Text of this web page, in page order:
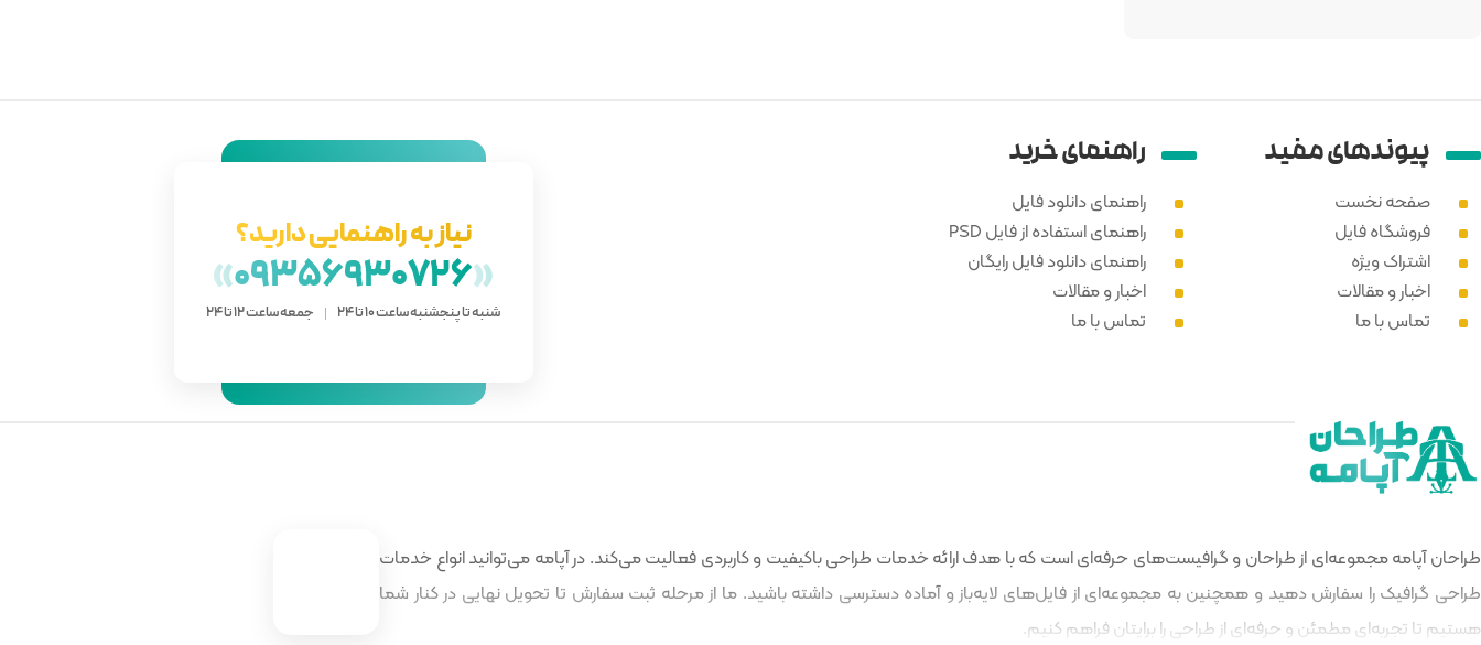
پیوند‌های مفید
صفحه نخست
فروشگاه فایل
اشتراک ویژه
اخبار و مقالات
تماس با ما
راهنمای خرید
راهنمای دانلود فایل
راهنمای استفاده از فایل PSD
راهنمای دانلود فایل رایگان
اخبار و مقالات
تماس با ما
نیاز به راهنمایی دارید؟
«
09356930726
»
شنبه تا پنجشنبه ساعت 10 تا 24 جمعه ساعت 12 تا 24
طراحان آپامه مجموعه‌ای از طراحان و گرافیست‌های حرفه‌ای است که با هدف ارائه خدمات طراحی باکیفیت و کاربردی فعالیت می‌کند. در آپامه می‌توانید انواع خدمات
طراحی گرافیک را سفارش دهید و همچنین به مجموعه‌ای از فایل‌های لایه‌باز و آماده دسترسی داشته باشید. ما از مرحله ثبت سفارش تا تحویل نهایی در کنار شما
هستیم تا تجربه‌ای مطمئن و حرفه‌ای از طراحی را برایتان فراهم کنیم.